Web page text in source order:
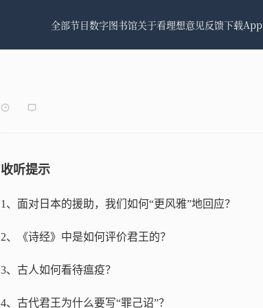
全部节目数字图书馆关于看理想意见反馈下载App
收听提示
1、面对日本的援助，我们如何“更风雅”地回应？
2、《诗经》中是如何评价君王的？
3、古人如何看待瘟疫？
4、古代君王为什么要写“罪己诏”？